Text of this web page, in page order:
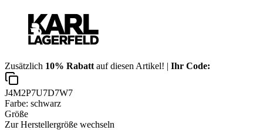
Zusätzlich 10% Rabatt auf diesen Artikel! | Ihr Code:
J4M2P7U7D7W7
Farbe: schwarz
Größe
Zur Herstellergröße wechseln